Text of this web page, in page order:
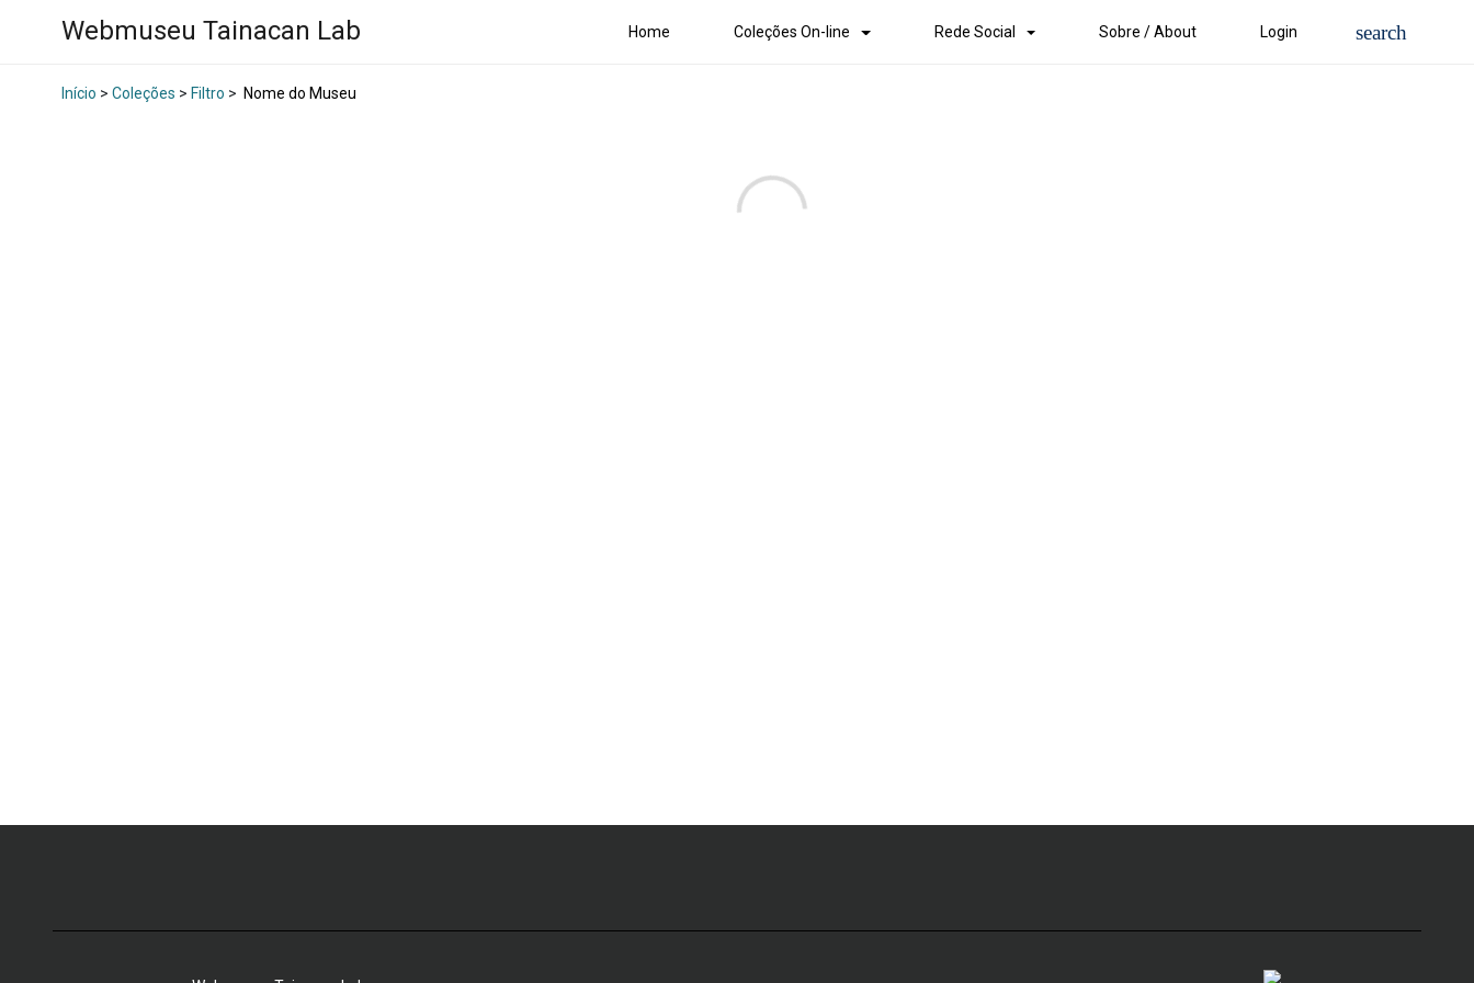
Webmuseu Tainacan Lab Home Coleções On-line Rede Social Sobre / About Login
Início > Coleções > Filtro > Nome do Museu